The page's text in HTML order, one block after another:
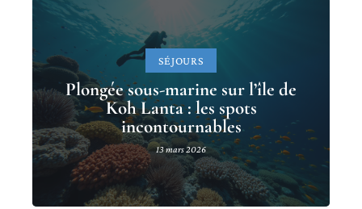
SÉJOURS
Plongée sous-marine sur l’île de
Koh Lanta : les spots
incontournables
13 mars 2026